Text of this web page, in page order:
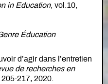
in Education, vol.10,
Éducation
d’agir dans l’entretien
de recherches en
217, 2020.